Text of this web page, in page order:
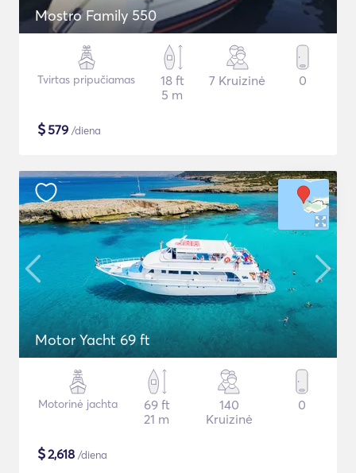
Mostro Family 550
Tvirtas pripučiamas
18 ft
5 m
7 Kruizinė 0
$579 /diena
Motor Yacht 69 ft
Motorinė jachta
69 ft
21 m
140
Kruizinė
0
$2,618 /diena